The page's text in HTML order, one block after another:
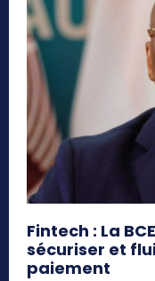
Fintech : La
sécuriser et
paiement